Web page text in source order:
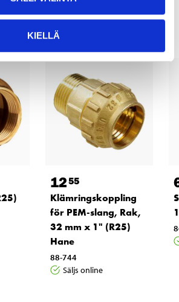
KIELLÄ
köpte också
1255
Klämringskoppling
för PEM-slang, Rak,
32 mm x 1" (R25)
Hane
88-744
Säljs online